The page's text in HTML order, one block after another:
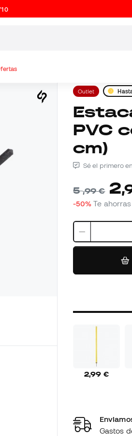
Outlet
Estaca SP Fútbol
PVC
cm)
Sé el primero
5,99 € 2,
-50% Te
2,99 €
Gastos